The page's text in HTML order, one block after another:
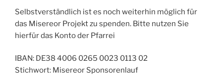
Selbstverständlich ist es noch weiterhin möglich für
das Misereor Projekt zu spenden. Bitte nutzen Sie
hierfür das Konto der Pfarrei
IBAN: DE38 4006 0265 0023 0113 02
Stichwort: Misereor Sponsorenlauf